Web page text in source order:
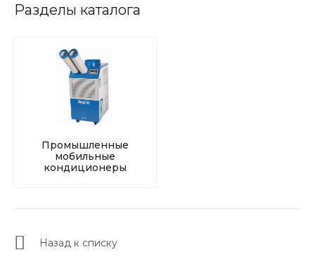
Разделы каталога
Промышленные
мобильные
кондиционеры
Назад к списку